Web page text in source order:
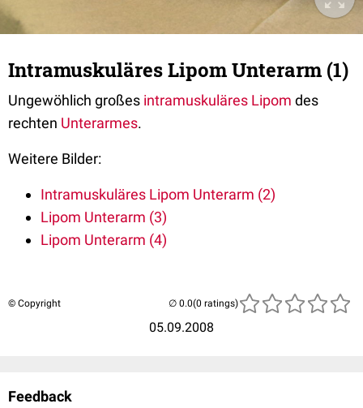
Intramuskuläres Lipom Unterarm (1)
Ungewöhlich großes intramuskuläres Lipom des
rechten Unterarmes.
Weitere Bilder:
Intramuskuläres Lipom Unterarm (2)
Lipom Unterarm (3)
Lipom Unterarm (4)
© Copyright
05.09.2008
(0 ratings)
Feedback